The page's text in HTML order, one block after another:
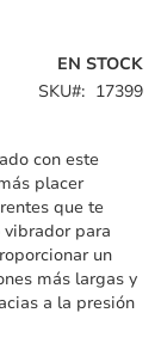
EN STOCK
SKU
17399
con este
placer
que te
para
un
más largas y
a la presión